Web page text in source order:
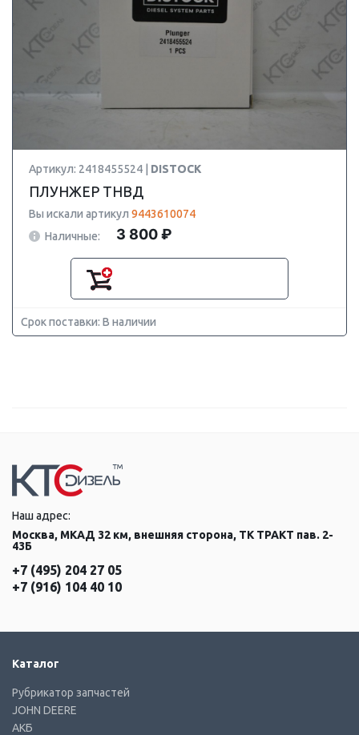
Артикул: 2418455524 | DISTOCK
ПЛУНЖЕР ТНВД
Вы искали артикул 9443610074
Наличные:
3 800 ₽
Срок поставки: В наличии
Наш адрес:
Москва, МКАД 32 км, внешняя сторона, ТК ТРАКТ пав. 2-
43Б
+7 (495) 204 27 05
+7 (916) 104 40 10
Каталог
Рубрикатор запчастей
JOHN DEERE
АКБ